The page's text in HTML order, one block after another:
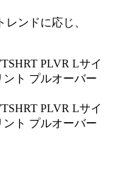
ンドに応じ、